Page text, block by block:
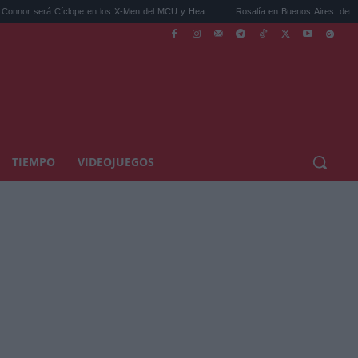
en los X-Men del MCU y Hea... Rosalía en Buenos Aires: detiene el tráfico
TIEMPO VIDEOJUEGOS